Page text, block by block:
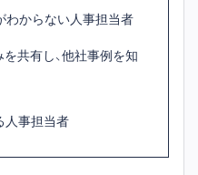
わからない人事担当者
共有し、他社事例を知
人事担当者